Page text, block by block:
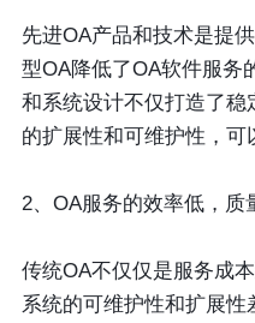
先进OA产品和技术是提
型OA降低了OA软件服务
和系统设计不仅打造了
的扩展性和可维护性，可
2、OA服务的效率低，质
传统OA不仅仅是服务成
系统的可维护性和扩展